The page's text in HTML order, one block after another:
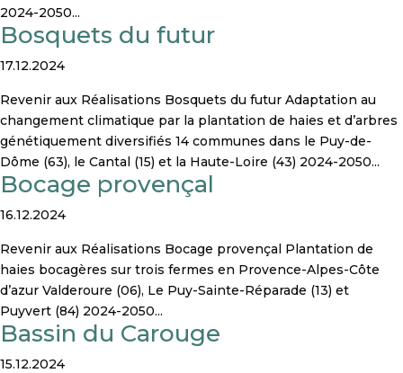
2024-2050...
Bosquets du futur
17.12.2024
Revenir aux Réalisations Bosquets du futur Adaptation au
changement climatique par la plantation de haies et d’arbres
génétiquement diversifiés 14 communes dans le Puy-de-
Dôme (63), le Cantal (15) et la Haute-Loire (43) 2024-2050...
Bocage provençal
16.12.2024
Revenir aux Réalisations Bocage provençal Plantation de
haies bocagères sur trois fermes en Provence-Alpes-Côte
d’azur Valderoure (06), Le Puy-Sainte-Réparade (13) et
Puyvert (84) 2024-2050...
Bassin du Carouge
15.12.2024